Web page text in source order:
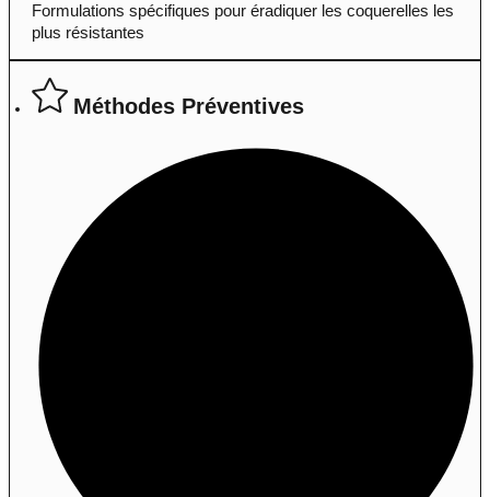
Formulations spécifiques pour éradiquer les coquerelles les
plus résistantes
Méthodes Préventives